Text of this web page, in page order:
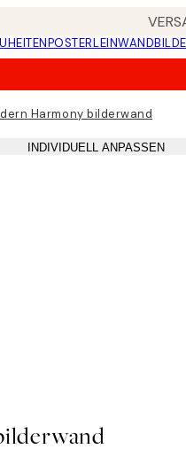
POSTER
Harmony bilderwand
INDIVIDUELL ANPASSEN